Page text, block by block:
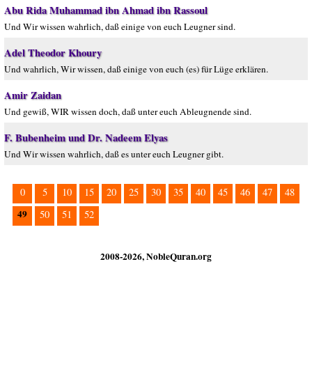
Abu Rida Muhammad ibn Ahmad ibn Rassoul
Und Wir wissen wahrlich, daß einige von euch Leugner sind.
Adel Theodor Khoury
Und wahrlich, Wir wissen, daß einige von euch (es) für Lüge erklären.
Amir Zaidan
Und gewiß, WIR wissen doch, daß unter euch Ableugnende sind.
F. Bubenheim und Dr. Nadeem Elyas
Und Wir wissen wahrlich, daß es unter euch Leugner gibt.
0 5 10 15 20 25 30 35 40 45 46 47 48
49 50 51 52
2008-2026, NobleQuran.org